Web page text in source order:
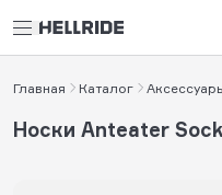
Главная Каталог
Носки Anteater